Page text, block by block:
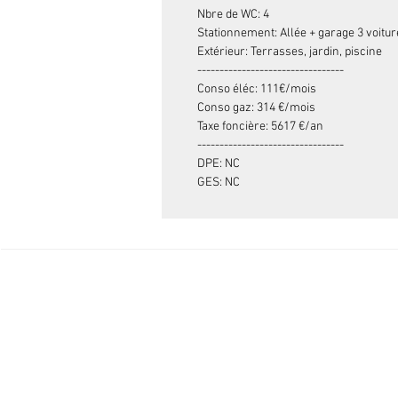
Nbre de WC: 4
Stationnement: Allée + garage 3
Extérieur: Terrasses, jardin, piscine
---------------------------------
Conso éléc: 111€/mois
Conso gaz: 314 €/mois
Taxe foncière: 5617 €/an
---------------------------------
DPE: NC
GES: NC